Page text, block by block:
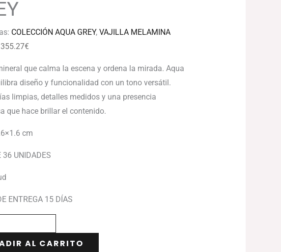
COLECCIÓN AQUA GREY,VAJILLA MELAMINA
355.27€
que calma la escena y ordena la mirada. Aqua
diseño y funcionalidad con un tono versátil.
limpias, detalles medidos y una presencia
que hace brillar el contenido.
cm
36 UNIDADES
ENTREGA 15 DÍAS
AL CARRITO